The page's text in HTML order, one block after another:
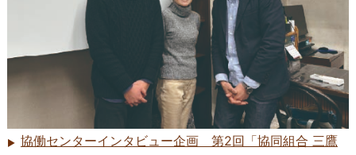
協働センターインタビュー企画 第2回「協同組合 三鷹